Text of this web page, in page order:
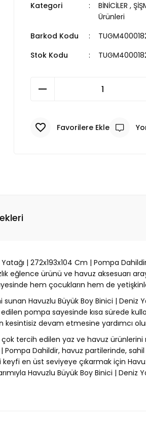
Kategori BİNİCİLER ,
Ürünleri
Barkod Kodu
Stok Kodu
| 272x193x104 Cm | Pompa
eğlence ürünü ve havuz aksesuarı
hem çocukların hem de
Havuzlu Büyük Boy Binici | Deniz
pompa sayesinde kısa sürede
kesintisiz devam etmesine yardımcı
tercih edilen yaz ve havuz
Pompa Dahildir, havuz partilerinde,
en üst seviyeye çıkarmak için
Havuzlu Büyük Boy Binici | Deniz